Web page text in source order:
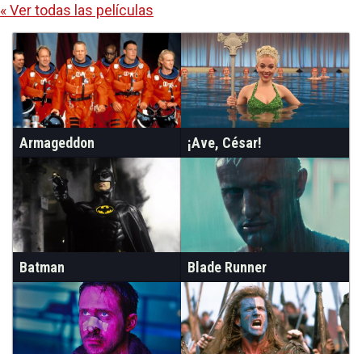
« Ver todas las películas
Armageddon ¡Ave, César!
Batman Blade Runner